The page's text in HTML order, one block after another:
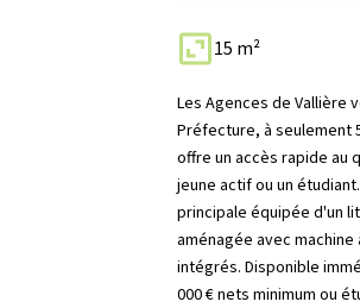
15 m²
Les Agences de Vallière
Préfecture, à seulement
offre un accès rapide au
jeune actif ou un
principale équipée d'un
aménagée avec
intégrés. Disponible
000 € nets minimum ou